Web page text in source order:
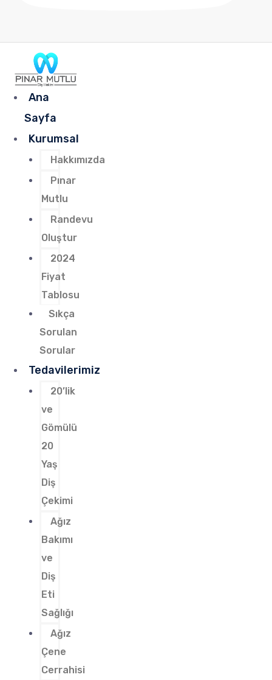
Ana
Sayfa
Kurumsal
Hakkımızda
Pınar
Mutlu
Randevu
Oluştur
2024
Fiyat
Tablosu
Sıkça
Sorulan
Sorular
Tedavilerimiz
20’lik
ve
Gömülü
20
Yaş
Diş
Çekimi
Ağız
Bakımı
ve
Diş
Eti
Sağlığı
Ağız
Çene
Cerrahisi